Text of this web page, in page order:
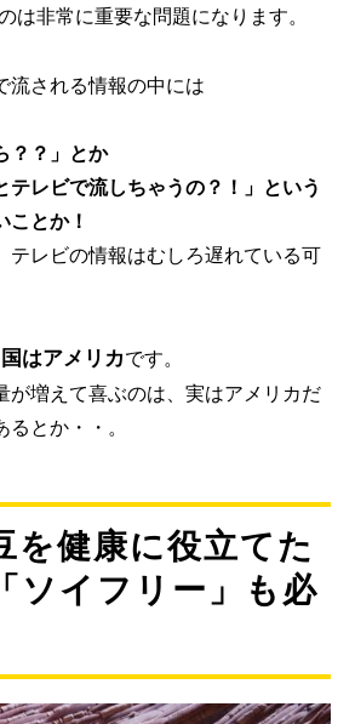
は非常に重要な問題になります。
流される情報の中には
？？」とか
テレビで流しちゃうの？！」という
ことか！
テレビの情報はむしろ遅れている可
はアメリカです。
が増えて喜ぶのは、実はアメリカだ
とか・・。
を健康に役立てた
ソイフリー」も必